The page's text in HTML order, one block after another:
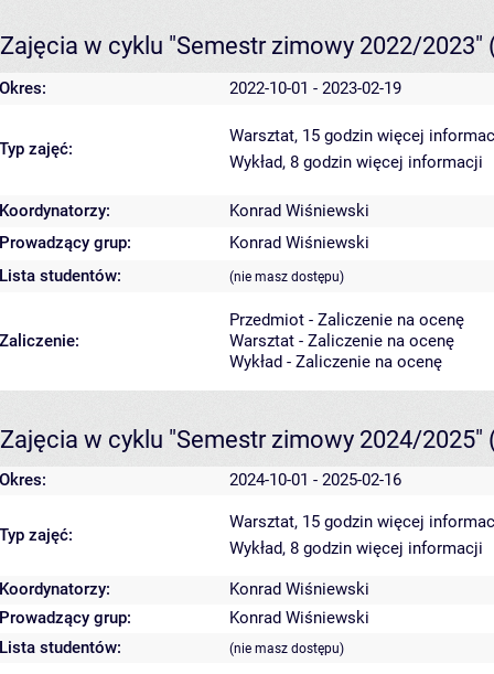
Zajęcia w cyklu "Semestr zimowy 2022/2023"
Okres: 2022-10-01 - 2023-02-19
Typ zajęć:
Warsztat, 15 godzin więcej
Wykład, 8 godzin więcej informacji
Koordynatorzy:
Konrad Wiśniewski
Prowadzący grup:
Konrad Wiśniewski
Lista studentów:
(nie masz dostępu)
Zaliczenie:
Przedmiot - Zaliczenie na ocenę
Warsztat - Zaliczenie na ocenę
Wykład - Zaliczenie na ocenę
Zajęcia w cyklu "Semestr zimowy 2024/2025"
Okres: 2024-10-01 - 2025-02-16
Typ zajęć:
Warsztat, 15 godzin więcej
Wykład, 8 godzin więcej informacji
Koordynatorzy:
Konrad Wiśniewski
Prowadzący grup:
Konrad Wiśniewski
Lista studentów:
(nie masz dostępu)